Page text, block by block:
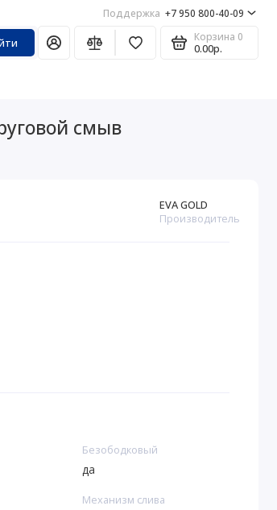
Поддержка +7 950 800-40-09
Корзина 0
0.00р.
смыв
EVA GOLD
Производитель
Безободковый
да
Механизм слива